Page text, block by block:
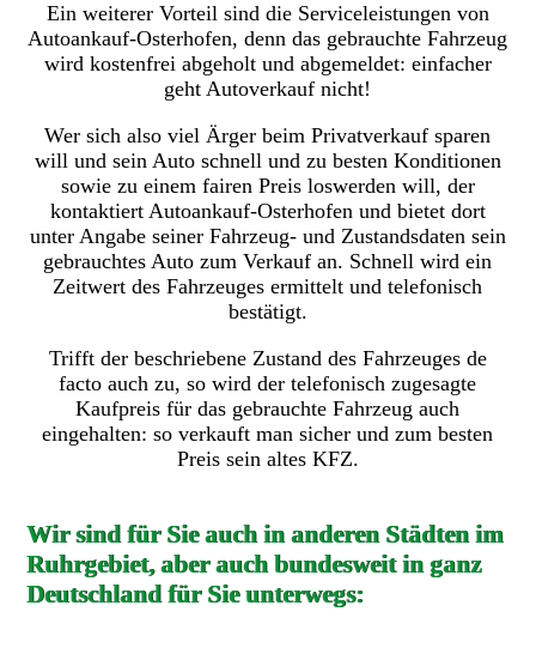
Ein weiterer Vorteil sind die Serviceleistungen von
Autoankauf-Osterhofen, denn das gebrauchte Fahrzeug
wird kostenfrei abgeholt und abgemeldet: einfacher
geht Autoverkauf nicht!
Wer sich also viel Ärger beim Privatverkauf sparen
will und sein Auto schnell und zu besten Konditionen
sowie zu einem fairen Preis loswerden will, der
kontaktiert Autoankauf-Osterhofen und bietet dort
unter Angabe seiner Fahrzeug- und Zustandsdaten sein
gebrauchtes Auto zum Verkauf an. Schnell wird ein
Zeitwert des Fahrzeuges ermittelt und telefonisch
bestätigt.
Trifft der beschriebene Zustand des Fahrzeuges de
facto auch zu, so wird der telefonisch zugesagte
Kaufpreis für das gebrauchte Fahrzeug auch
eingehalten: so verkauft man sicher und zum besten
Preis sein altes KFZ.
Wir sind für Sie auch in anderen Städten im
Ruhrgebiet, aber auch bundesweit in ganz
Deutschland für Sie unterwegs: